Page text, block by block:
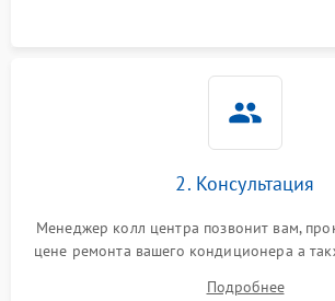
2. Консультация
Менеджер колл центра позвонит вам,
цене ремонта вашего кондиционера а
Подробнее